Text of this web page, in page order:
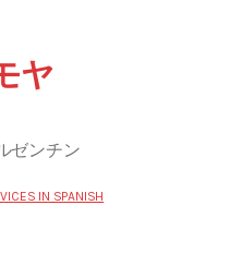
ヤ
ゼンチン
IN SPANISH